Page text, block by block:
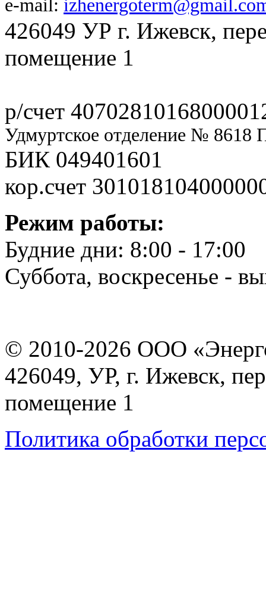
e-mail:
426049 УР г. Ижевск,
помещение 1
р/счет
Удмуртское отделение №
БИК 049401601
кор.счет
Режим работы:
Будние дни: 8:00 - 17:00
Суббота, воскресенье -
© 2010-2026 ООО
426049, УР, г. Ижевск,
помещение 1
Политика обработки